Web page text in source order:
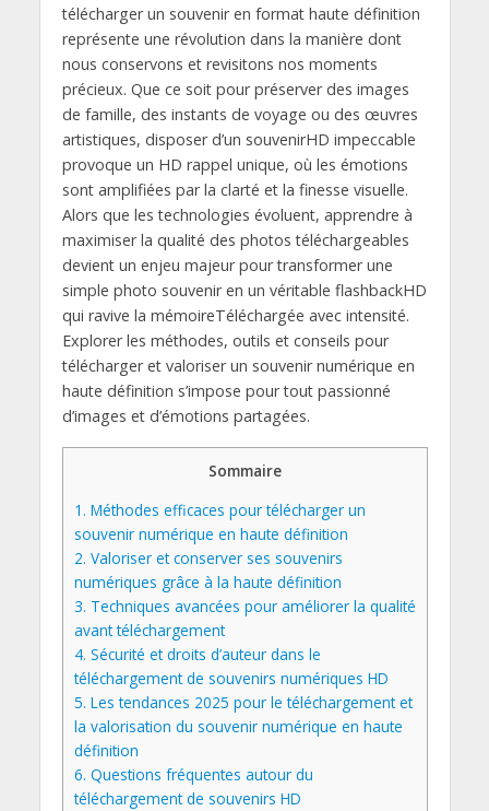
télécharger un souvenir en format haute définition
représente une révolution dans la manière dont
nous conservons et revisitons nos moments
précieux. Que ce soit pour préserver des images
de famille, des instants de voyage ou des œuvres
artistiques, disposer d’un souvenirHD impeccable
provoque un HD rappel unique, où les émotions
sont amplifiées par la clarté et la finesse visuelle.
Alors que les technologies évoluent, apprendre à
maximiser la qualité des photos téléchargeables
devient un enjeu majeur pour transformer une
simple photo souvenir en un véritable flashbackHD
qui ravive la mémoireTéléchargée avec intensité.
Explorer les méthodes, outils et conseils pour
télécharger et valoriser un souvenir numérique en
haute définition s’impose pour tout passionné
d’images et d’émotions partagées.
Sommaire
1. Méthodes efficaces pour télécharger un
souvenir numérique en haute définition
2. Valoriser et conserver ses souvenirs
numériques grâce à la haute définition
3. Techniques avancées pour améliorer la qualité
avant téléchargement
4. Sécurité et droits d’auteur dans le
téléchargement de souvenirs numériques HD
5. Les tendances 2025 pour le téléchargement et
la valorisation du souvenir numérique en haute
définition
6. Questions fréquentes autour du
téléchargement de souvenirs HD